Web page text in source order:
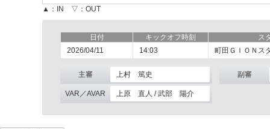
▲：IN ▽：OUT
日付 キックオフ時刻
ス
2026/04/11
14:03 町田ＧＩＯＮス
主審 上村 篤史 副審
VAR／AVAR 上原 直人 / 武部 陽介